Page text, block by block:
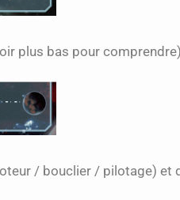
plus bas pour comprendre)
/ bouclier / pilotage) et